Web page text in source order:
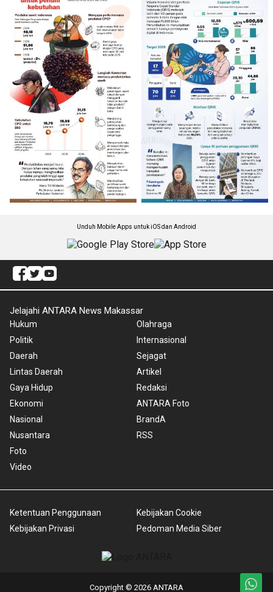
Unduh Mobile Apps untuk iOS dan Android
Jelajahi ANTARA News Makassar
Hukum
Politik
Daerah
Lintas Daerah
Gaya Hidup
Ekonomi
Nasional
Nusantara
Foto
Video
Olahraga
Internasional
Sejagat
Artikel
Redaksi
ANTARA Foto
BrandA
RSS
Ketentuan Penggunaan
Kebijakan Privasi
Kebijakan Cookie
Pedoman Media Siber
Copyright © 2026 ANTARA